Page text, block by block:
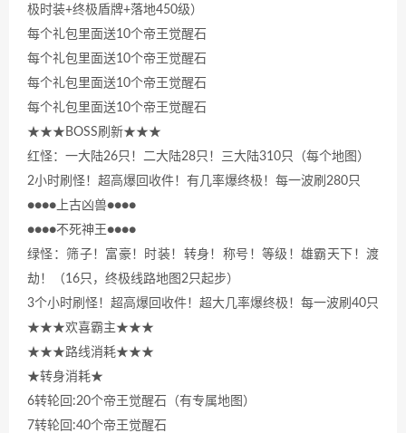
极时装+终极盾牌+落地450级）
每个礼包里面送10个帝王觉醒石
每个礼包里面送10个帝王觉醒石
每个礼包里面送10个帝王觉醒石
每个礼包里面送10个帝王觉醒石
★★★BOSS刷新★★★
红怪：一大陆26只！二大陆28只！三大陆310只（每个地图）
2小时刷怪！超高爆回收件！有几率爆终极！每一波刷280只
●●●●上古凶兽●●●●
●●●●不死神王●●●●
绿怪：筛子！富豪！时装！转身！称号！等级！雄霸天下！渡
劫！（16只，终极线路地图2只起步）
3个小时刷怪！超高爆回收件！超大几率爆终极！每一波刷40只
★★★欢喜霸主★★★
★★★路线消耗★★★
★转身消耗★
6转轮回:20个帝王觉醒石（有专属地图）
7转轮回:40个帝王觉醒石